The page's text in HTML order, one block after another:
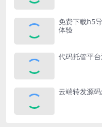
免费下载h5
体验
代码托管平
云端转发源